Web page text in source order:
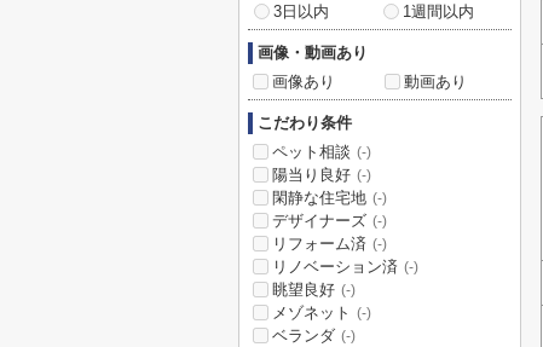
3日以内
1週間以内
画像・動画あり
画像あり
動画あり
こだわり条件
ペット相談 (-)
陽当り良好 (-)
閑静な住宅地 (-)
デザイナーズ (-)
リフォーム済 (-)
リノベーション済 (-)
眺望良好 (-)
メゾネット (-)
ベランダ (-)